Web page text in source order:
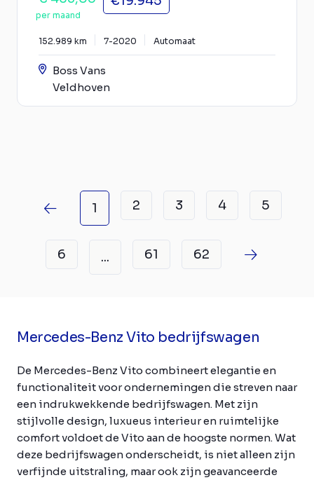
per maand
152.989 km 7-2020 Automaat
Boss Vans
Veldhoven
1 2 3 4 5
6 ... 61 62
Mercedes-Benz Vito bedrijfswagen
De Mercedes-Benz Vito combineert elegantie en
functionaliteit voor ondernemingen die streven naar
een indrukwekkende bedrijfswagen. Met zijn
stijlvolle design, luxueus interieur en ruimtelijke
comfort voldoet de Vito aan de hoogste normen. Wat
deze bedrijfswagen onderscheidt, is niet alleen zijn
verfijnde uitstraling, maar ook zijn geavanceerde